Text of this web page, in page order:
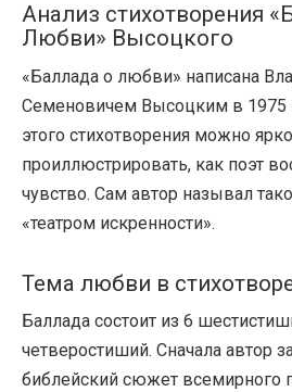
Анализ стихотворения
Любви» Высоцкого
«Баллада о любви» написана
Семеновичем Высоцким в 1975
этого стихотворения можно ярко
проиллюстрировать, как поэт
чувство. Сам автор называл
«театром искренности».
Тема любви в
Баллада состоит из 6
четверостиший. Сначала автор
библейский сюжет всемирного